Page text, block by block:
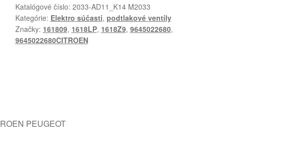
Katalógové číslo: 2033-AD11_K14 M2033
Kategórie: Elektro súčasti, podtlakové ventily
Značky: 161809, 1618LP, 1618Z9, 9645022680,
9645022680CITROEN
PEUGEOT